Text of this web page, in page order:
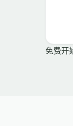
免费开